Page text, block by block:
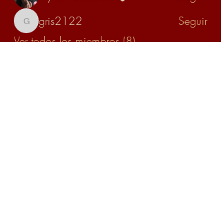
gris2122
gris2122
Seguir
Ver todos los miembros (8)